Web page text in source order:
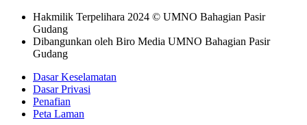
Hakmilik Terpelihara 2024 © UMNO Bahagian Pasir
Gudang
Dibangunkan oleh Biro Media UMNO Bahagian Pasir
Gudang
Dasar Keselamatan
Dasar Privasi
Penafian
Peta Laman